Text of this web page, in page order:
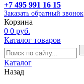
+7 495 991 16 15
Заказать обратный звонок
Корзина
0 0 руб.
Каталог товаров
Каталог
Назад